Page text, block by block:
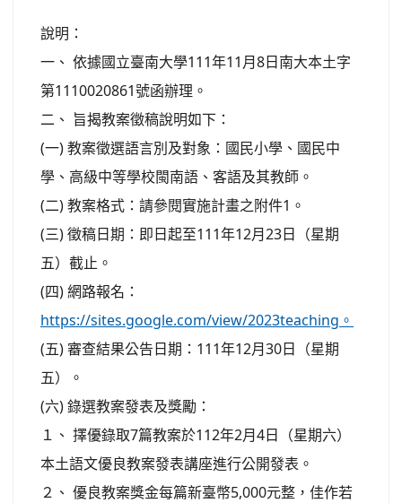
說明：
一、 依據國立臺南大學111年11月8日南大本土字
第1110020861號函辦理。
二、 旨揭教案徵稿說明如下：
(一) 教案徵選語言別及對象：國民小學、國民中
學、高級中等學校閩南語、客語及其教師。
(二) 教案格式：請參閱實施計畫之附件1。
(三) 徵稿日期：即日起至111年12月23日（星期
五）截止。
(四) 網路報名：
https://sites.google.com/view/2023teaching。
(五) 審查結果公告日期：111年12月30日（星期
五）。
(六) 錄選教案發表及獎勵：
１、 擇優錄取7篇教案於112年2月4日（星期六）
本土語文優良教案發表講座進行公開發表。
２、 優良教案獎金每篇新臺幣5,000元整，佳作若